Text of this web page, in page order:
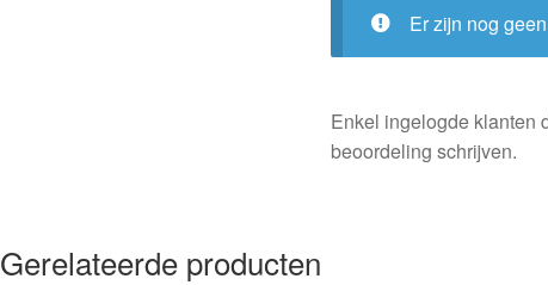
Er zijn nog
Enkel ingelogde klanten
beoordeling schrijven.
Gerelateerde producten